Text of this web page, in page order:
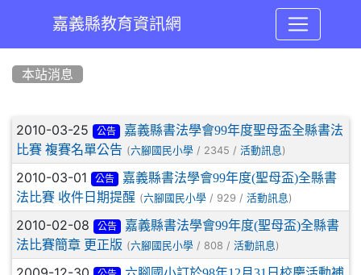
嘉義縣教育資訊網
本站消息
文章列表
2010-03-25 公告
嘉義縣書法學會99年度聖母盃全縣書法
比賽 複賽名單公告 (六腳國民小學 / 2345 / 活動訊息 )
2010-03-01 公告
嘉義縣書法學會99年度(聖母盃)全縣書
法比賽 收件日期提醒 (六腳國民小學 / 929 / 活動訊息 )
2010-02-08 公告
嘉義縣書法學會99年度(聖母盃)全縣書
法比賽簡章 更正版 (六腳國民小學 / 808 / 活動訊息 )